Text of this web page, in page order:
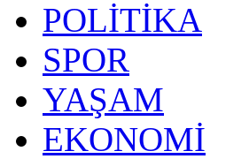
POLİTİKA
SPOR
YAŞAM
EKONOMİ